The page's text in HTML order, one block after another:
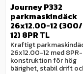
Journey P332
parkmaskindäck
26x12.00-12
12) 8PR TL
Kraftigt
26x12.00-12 med 8PR-
konstruktion för hög
bärighet, stabil drift